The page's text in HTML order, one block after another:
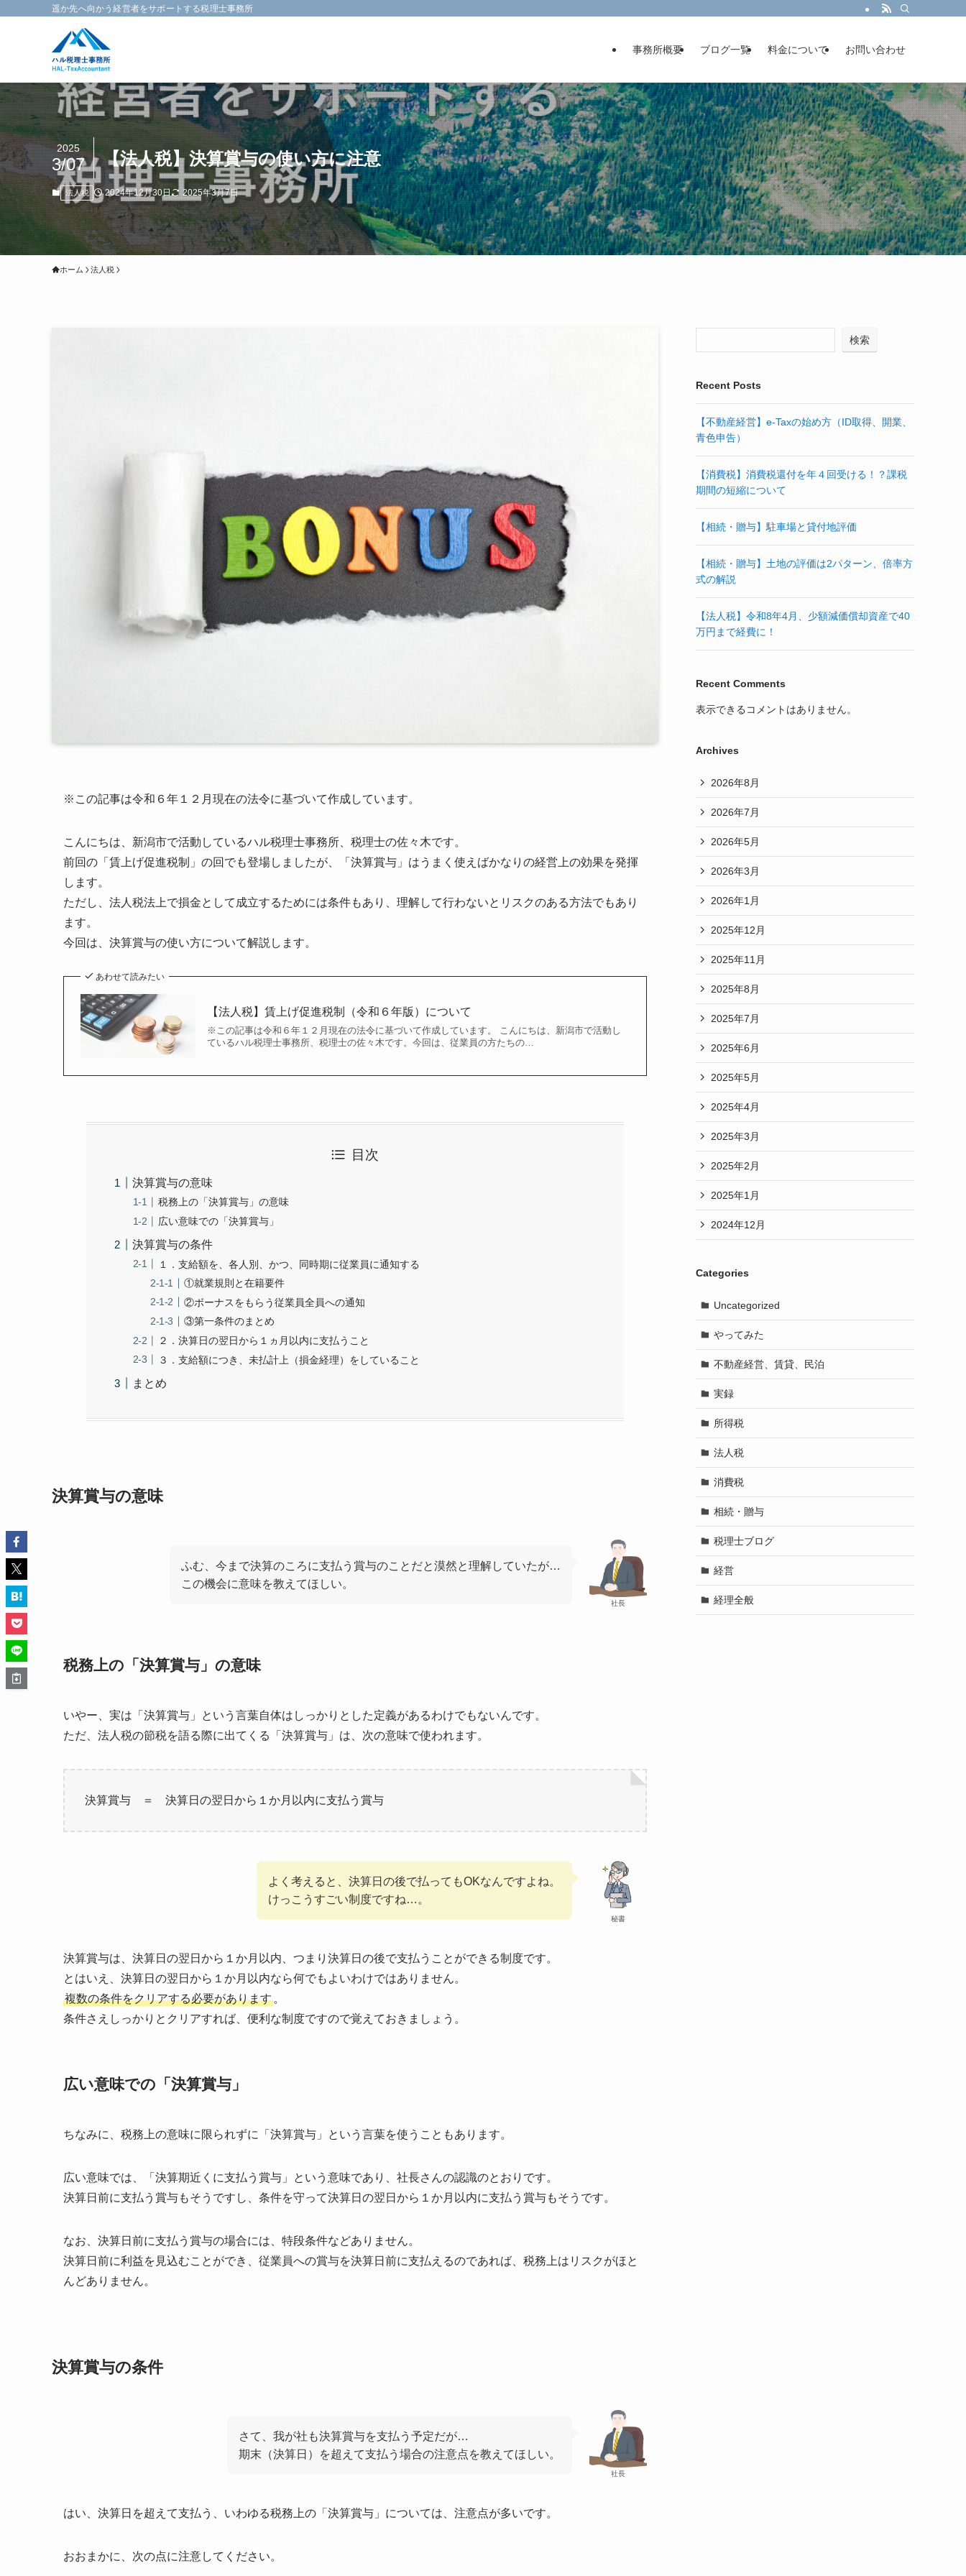
遥か先へ向かう経営者をサポートする税理士事務所
事務所概要 ブログ一覧 料金について お問い合わせ
【法人税】決算賞与の使い方に注意
2025
3/07
法人税 2024年12月30日 2025年3月7日
ホーム 法人税
※この記事は令和６年１２月現在の法令に基づいて作成しています。
こんにちは、新潟市で活動しているハル税理士事務所、税理士の佐々木です。
前回の「賃上げ促進税制」の回でも登場しましたが、「決算賞与」はうまく使えばかなりの経営上の効果を発揮
します。
ただし、法人税法上で損金として成立するためには条件もあり、理解して行わないとリスクのある方法でもあり
ます。
今回は、決算賞与の使い方について解説します。
あわせて読みたい
【法人税】賃上げ促進税制（令和６年版）について
※この記事は令和６年１２月現在の法令に基づいて作成しています。 こんにちは、新潟市で活動し
ているハル税理士事務所、税理士の佐々木です。今回は、従業員の方たちの…
目次
決算賞与の意味
税務上の「決算賞与」の意味
広い意味での「決算賞与」
決算賞与の条件
１．支給額を、各人別、かつ、同時期に従業員に通知する
①就業規則と在籍要件
②ボーナスをもらう従業員全員への通知
③第一条件のまとめ
２．決算日の翌日から１ヵ月以内に支払うこと
３．支給額につき、未払計上（損金経理）をしていること
まとめ
決算賞与の意味
社長
ふむ、今まで決算のころに支払う賞与のことだと漠然と理解していたが…
この機会に意味を教えてほしい。
税務上の「決算賞与」の意味
いやー、実は「決算賞与」という言葉自体はしっかりとした定義があるわけでもないんです。
ただ、法人税の節税を語る際に出てくる「決算賞与」は、次の意味で使われます。
決算賞与 ＝ 決算日の翌日から１か月以内に支払う賞与
秘書
よく考えると、決算日の後で払ってもOKなんですよね。
けっこうすごい制度ですね…。
決算賞与は、決算日の翌日から１か月以内、つまり決算日の後で支払うことができる制度です。
とはいえ、決算日の翌日から１か月以内なら何でもよいわけではありません。
複数の条件をクリアする必要があります 。
条件さえしっかりとクリアすれば、便利な制度ですので覚えておきましょう。
広い意味での「決算賞与」
ちなみに、税務上の意味に限られずに「決算賞与」という言葉を使うこともあります。
広い意味では、「決算期近くに支払う賞与」という意味であり、社長さんの認識のとおりです。
決算日前に支払う賞与もそうですし、条件を守って決算日の翌日から１か月以内に支払う賞与もそうです。
なお、決算日前に支払う賞与の場合には、特段条件などありません。
決算日前に利益を見込むことができ、従業員への賞与を決算日前に支払えるのであれば、税務上はリスクがほと
んどありません。
決算賞与の条件
社長
さて、我が社も決算賞与を支払う予定だが…
期末（決算日）を超えて支払う場合の注意点を教えてほしい。
はい、決算日を超えて支払う、いわゆる税務上の「決算賞与」については、注意点が多いです。
おおまかに、次の点に注意してください。
検索
Recent Posts
【不動産経営】e-Taxの始め方（ID取得、開業、
青色申告）
【消費税】消費税還付を年４回受ける！？課税
期間の短縮について
【相続・贈与】駐車場と貸付地評価
【相続・贈与】土地の評価は2パターン、倍率方
式の解説
【法人税】令和8年4月、少額減価償却資産で40
万円まで経費に！
Recent Comments
表示できるコメントはありません。
Archives
2026年8月
2026年7月
2026年5月
2026年3月
2026年1月
2025年12月
2025年11月
2025年8月
2025年7月
2025年6月
2025年5月
2025年4月
2025年3月
2025年2月
2025年1月
2024年12月
Categories
Uncategorized
やってみた
不動産経営、賃貸、民泊
実録
所得税
法人税
消費税
相続・贈与
税理士ブログ
経営
経理全般